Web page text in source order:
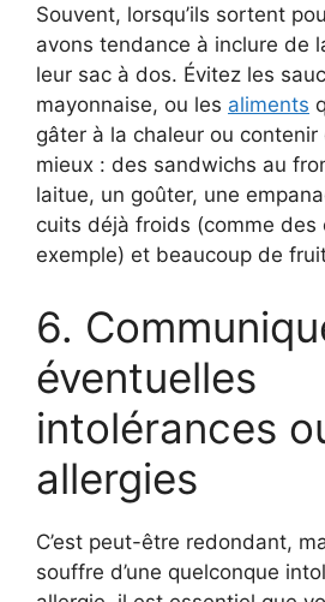
Souvent, lorsqu’ils sortent
avons tendance à inclure de
leur sac à dos. Évitez les
mayonnaise, ou les aliments
gâter à la chaleur ou
mieux : des sandwichs au
laitue, un goûter, une
cuits déjà froids (comme des
exemple) et beaucoup de
6.
éventuelles
intolérances
allergies
C’est peut-être redondant,
souffre d’une quelconque